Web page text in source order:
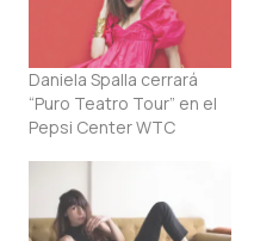
Daniela Spalla cerrará
“Puro Teatro Tour” en el
Pepsi Center WTC